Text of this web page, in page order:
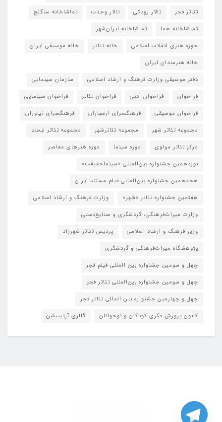
تئاتر فجر
تالار رودکی تالار وحدت
تماشاخانه سنگلج
تماشاخانه هما
تماشاخانه‌ ایران‌شهر
حوزه هنری انقلاب اسلامی
خانه تئاتر
خانه موسیقی ایران
خانه هنرمندان ایران
دفتر موسیقی وزارت فرهنگ و ارشاد اسلامی
سازمان سینمایی
فراخوان
فراخوان ادبی فراخوان تئاتر
فراخوان سینمایی
فراخوان موسیقی
فرهنگسرای ارسباران
فرهنگسرای نیاوران
مجموعه تئاتر شهر
مجموعه تئاترشهر
مجموعه تئاتر لبخند
مرکز تئاتر مولوی
موزه سینما
موزه هنرهای معاصر
نوزدهمین جشنواره بین‌المللی «سینماحقیقت»
هجدهمین جشنواره بین‌المللی فیلم مستند ایران
هفتمین جشنواره تئاتر «شهر»
وزارت فرهنگ و ارشاد اسلامی
وزارت میراث‌فرهنگی، گردشگری و صنایع‌دستی
وزیر فرهنگ و ارشاد اسلامی
پردیس تئاتر شهرزاد
پژوهشگاه میراث‌فرهنگی و گردشگری
چهل و سومین جشنواره بین المللی فیلم فجر
چهل و سومین جشنواره بین‌المللی تئاتر فجر
چهل و چهارمین جشنواره بین المللی تئاتر فجر
کانون پرورش فکری کودکان و نوجوانان
گالری آرتیبیشن